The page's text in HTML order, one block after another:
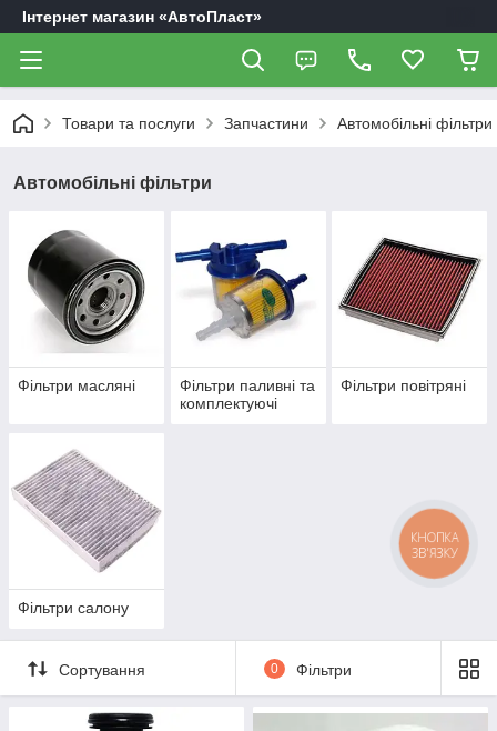
Інтернет магазин «АвтоПласт»
Товари та послуги Запчастини Автомобільні фільтри
Автомобільні фільтри
Фільтри масляні
Фільтри паливні та
комплектуючі
Фільтри повітряні
Фільтри салону
Сортування 0 Фільтри
КНОПКА
ЗВ'ЯЗКУ